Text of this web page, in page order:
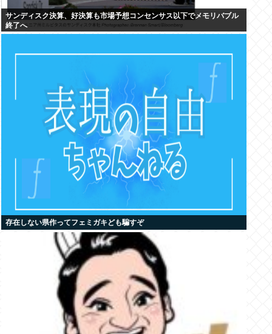
サンディスク決算、好決算も市場予想コンセンサス以下でメモリバブル
終了へ
存在しない県作ってフェミガキども騙すぞ